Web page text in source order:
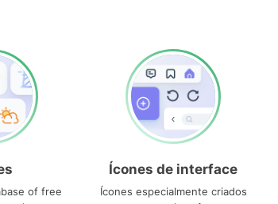
of free
Ícones de interface
Ícones especialmente criados